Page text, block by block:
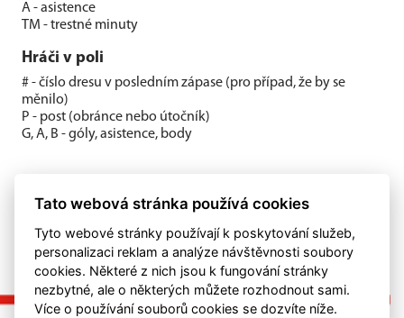
A - asistence
TM - trestné minuty
Hráči v poli
# - číslo dresu v posledním zápase (pro případ, že by se
měnilo)
P - post (obránce nebo útočník)
G, A, B - góly, asistence, body
Tato webová stránka používá cookies
Tyto webové stránky používají k poskytování služeb,
personalizaci reklam a analýze návštěvnosti soubory
cookies. Některé z nich jsou k fungování stránky
nezbytné, ale o některých můžete rozhodnout sami.
Více o používání souborů cookies se dozvíte níže.